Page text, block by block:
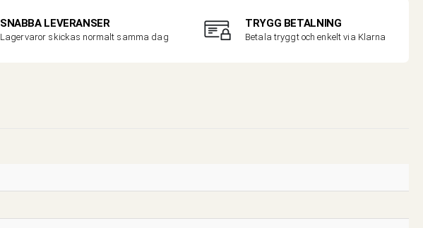
SNABBA LEVERANSER
Lagervaror skickas normalt samma dag
TRYGG BETALNING
Betala tryggt och enkelt via Klarna